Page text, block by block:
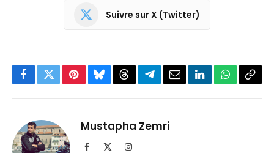
Suivre sur X (Twitter)
Facebook
TwitterPinterestBlueskyThreadsPartager
Telegram
EmailLinkedInWhatsApp
Mustapha Zemri
Facebook Instagram